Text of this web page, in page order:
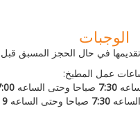
الوجبات
في حال الحجز المسبق قبل 6
عمل المطبخ:
7:30 صباحا وحتى الساعه
7:30 صباحا وحتى الساعه 9